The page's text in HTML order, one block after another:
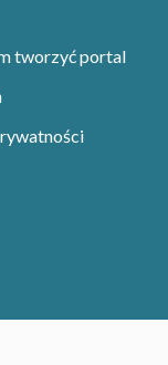
tworzyć portal